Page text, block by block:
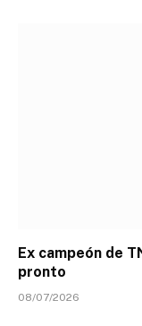
Ex campeón de
pronto
08/07/2026